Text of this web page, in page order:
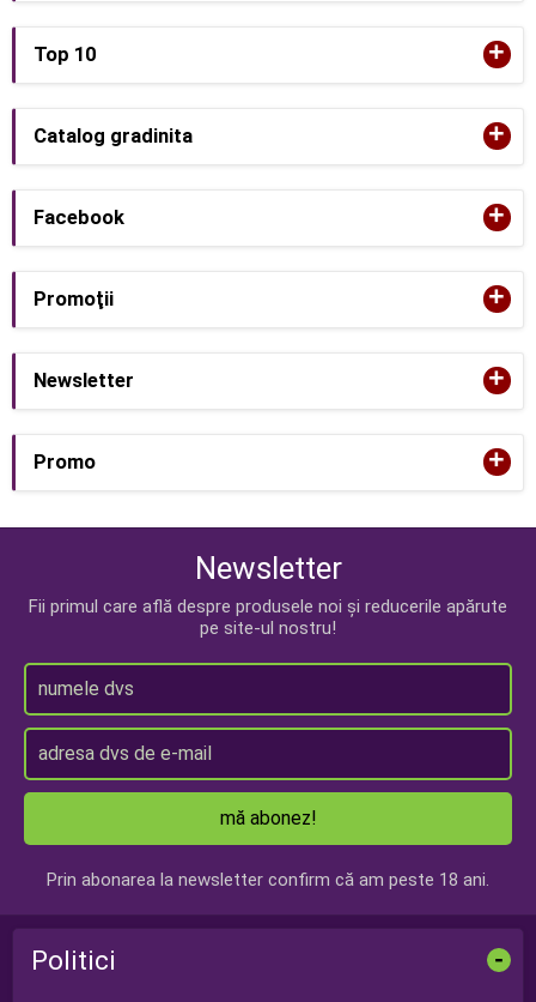
Top 10 +
Catalog gradinita +
Facebook +
Promoţii +
Newsletter +
Promo +
Newsletter
Fii primul care află despre produsele noi și reducerile apărute
pe site-ul nostru!
mă abonez!
Prin abonarea la newsletter confirm că am peste 18 ani.
Politici -